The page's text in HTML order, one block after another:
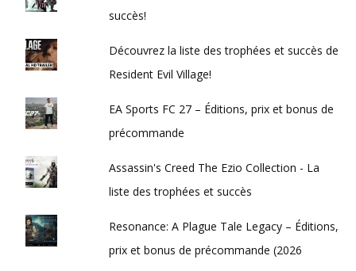
succès!
Découvrez la liste des trophées et succès de
Resident Evil Village!
EA Sports FC 27 – Éditions, prix et bonus de
précommande
Assassin's Creed The Ezio Collection - La
liste des trophées et succès
Resonance: A Plague Tale Legacy – Éditions,
prix et bonus de précommande (2026